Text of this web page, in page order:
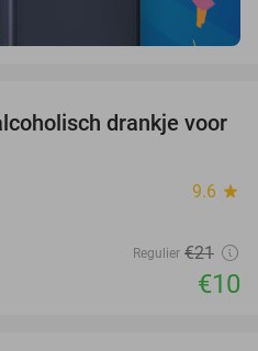
52%
drankje voor
9.6 star
Regulier €21
€10